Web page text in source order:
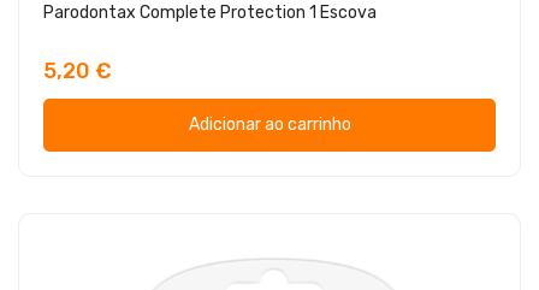
Parodontax Complete Protection 1 Escova
5,20 €
Adicionar ao carrinho